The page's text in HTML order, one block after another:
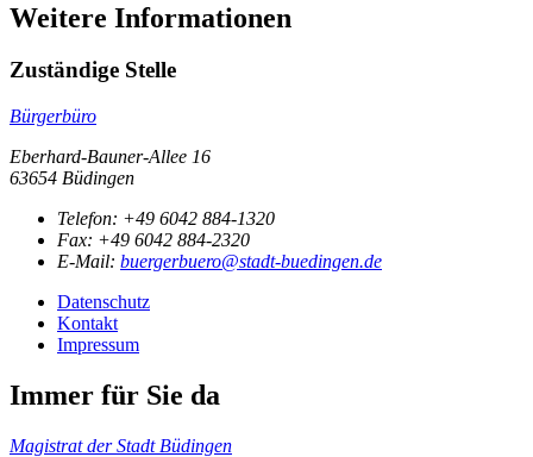
Weitere Informationen
Zuständige Stelle
Bürgerbüro
Eberhard-Bauner-Allee 16
63654 Büdingen
Telefon: +49 6042 884-1320
Fax: +49 6042 884-2320
E-Mail: buergerbuero@stadt-buedingen.de
Datenschutz
Kontakt
Impressum
Immer für Sie da
Magistrat der Stadt Büdingen